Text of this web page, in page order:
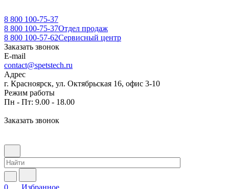
8 800 100-75-37
8 800 100-75-37Отдел продаж
8 800 100-57-62Сервисный центр
Заказать звонок
E-mail
contact@spetstech.ru
Адрес
г. Красноярск, ул. Октябрьская 16, офис 3-10
Режим работы
Пн - Пт: 9.00 - 18.00
Заказать звонок
0
Избранное